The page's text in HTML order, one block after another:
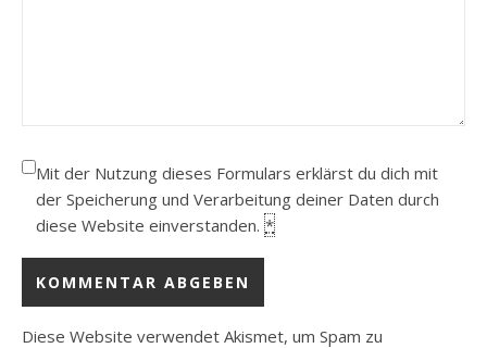
Mit der Nutzung dieses Formulars erklärst du dich mit
der Speicherung und Verarbeitung deiner Daten durch
diese Website einverstanden. *
Diese Website verwendet Akismet, um Spam zu